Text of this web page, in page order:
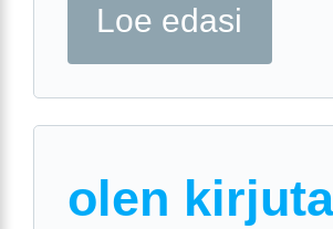
Loe edasi
olen